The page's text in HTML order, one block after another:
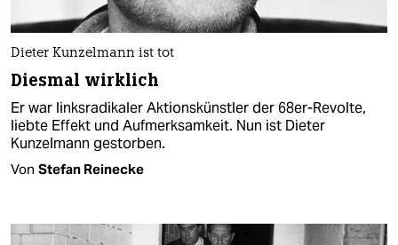
Dieter Kunzelmann ist tot
Diesmal wirklich
Er war linksradikaler Aktionskünstler der 68er-Revolte,
liebte Effekt und Aufmerksamkeit. Nun ist Dieter
Kunzelmann gestorben.
Von Stefan Reinecke